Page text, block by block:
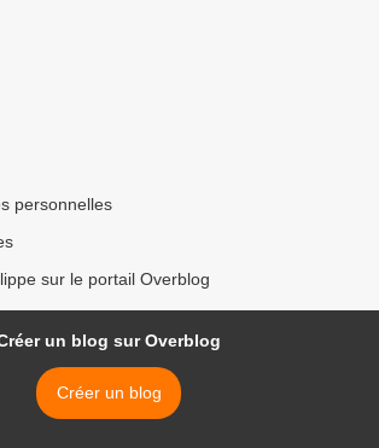
personnelles
sur le portail Overblog
un blog sur Overblog
Créer un blog